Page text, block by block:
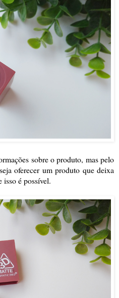
sobre o produto, mas pelo
oferecer um produto que deixa
isso é possível.